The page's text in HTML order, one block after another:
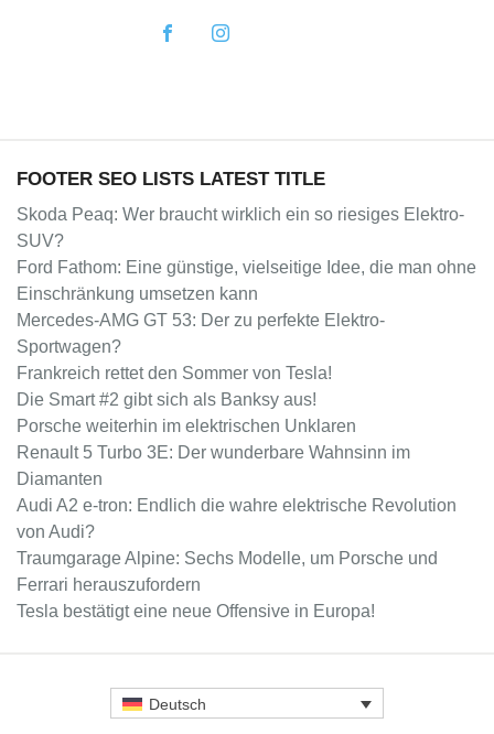
FOOTER SEO LISTS LATEST TITLE
Skoda Peaq: Wer braucht wirklich ein so riesiges Elektro-
SUV?
Ford Fathom: Eine günstige, vielseitige Idee, die man ohne
Einschränkung umsetzen kann
Mercedes-AMG GT 53: Der zu perfekte Elektro-
Sportwagen?
Frankreich rettet den Sommer von Tesla!
Die Smart #2 gibt sich als Banksy aus!
Porsche weiterhin im elektrischen Unklaren
Renault 5 Turbo 3E: Der wunderbare Wahnsinn im
Diamanten
Audi A2 e-tron: Endlich die wahre elektrische Revolution
von Audi?
Traumgarage Alpine: Sechs Modelle, um Porsche und
Ferrari herauszufordern
Tesla bestätigt eine neue Offensive in Europa!
Deutsch